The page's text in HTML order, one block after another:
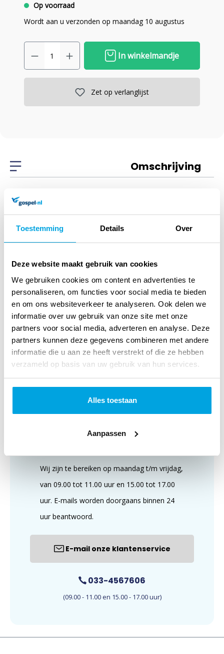
Toestemming Details Over
Deze website maakt gebruik van cookies
We gebruiken cookies om content en advertenties te
personaliseren, om functies voor social media te bieden
en om ons websiteverkeer te analyseren. Ook delen we
informatie over uw gebruik van onze site met onze
partners voor social media, adverteren en analyse. Deze
partners kunnen deze gegevens combineren met andere
informatie die u aan ze heeft verstrekt of die ze hebben
verzameld op basis van uw gebruik van hun services.
Alles toestaan
Aanpassen
Op voorraad
Wordt aan u verzonden op maandag 10 augustus
In winkelmandje
Zet op verlanglijst
Omschrijving
Omschrijving
Lord of every
heart/monument to
mer
Stuart Townend
Klantenservice
Wij zijn te bereiken op maandag t/m vrijdag,
van 09.00 tot 11.00 uur en 15.00 tot 17.00
uur. E-mails worden doorgaans binnen 24
uur beantwoord.
E-mail onze klantenservice
033-4567606
(09.00 - 11.00 en 15.00 - 17.00 uur)